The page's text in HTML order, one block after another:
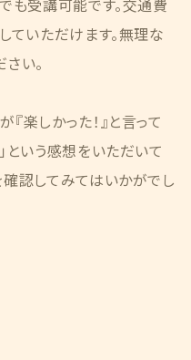
ていただけます。無理な
い。
楽しかった！』と言って
という感想をいただいて
確認してみてはいかがでし